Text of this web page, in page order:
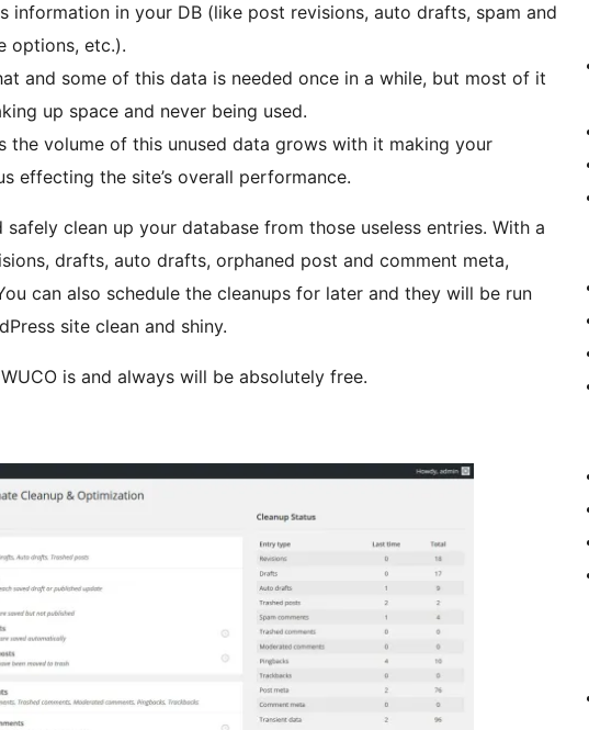
information in your DB (like post revisions, auto drafts, spam and
options, etc.).
and some of this data is needed once in a while, but most of it
up space and never being used.
the volume of this unused data grows with it making your
effecting the site’s overall performance.
safely clean up your database from those useless entries. With a
drafts, auto drafts, orphaned post and comment meta,
can also schedule the cleanups for later and they will be run
site clean and shiny.
is and always will be absolutely free.